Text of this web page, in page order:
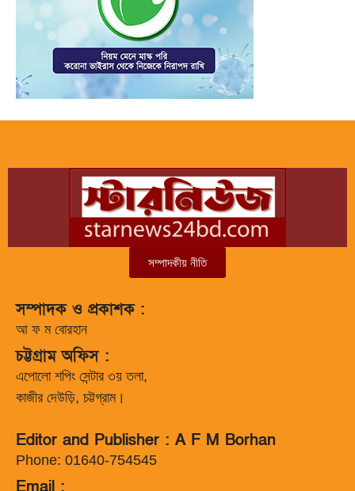
সম্পাদকীয় নীতি
সম্পাদক ও প্রকাশক :
আ ফ ম বোরহান
চট্টগ্রাম অফিস :
এপোলো শপিং সেন্টার ৩য় তলা,
কাজীর দেউড়ি, চট্টগ্রাম।
Editor and Publisher : A F M Borhan
Phone: 01640-754545
Email :